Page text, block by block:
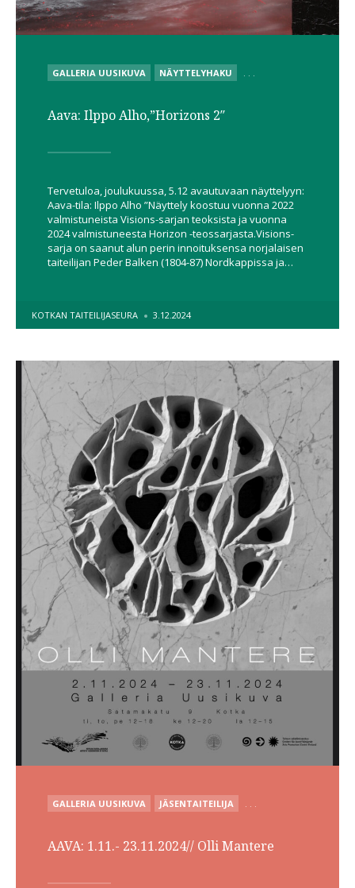
POSTED
IN
GALLERIA UUSIKUVA NÄYTTELYHAKU . . .
Aava: Ilppo Alho,”Horizons 2″
Tervetuloa, joulukuussa, 5.12 avautuvaan näyttelyyn:
Aava-tila: Ilppo Alho ”Näyttely koostuu vuonna 2022
valmistuneista Visions-sarjan teoksista ja vuonna
2024 valmistuneesta Horizon -teossarjasta.Visions-
sarja on saanut alun perin innoituksensa norjalaisen
taiteilijan Peder Balken (1804-87) Nordkappissa ja…
POSTED
BY
KOTKAN TAITEILIJASEURA 3.12.2024
POSTED
IN
GALLERIA UUSIKUVA JÄSENTAITEILIJA
AAVA: 1.11.- 23.11.2024// Olli Mantere